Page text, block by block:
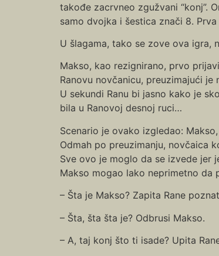
takođe zacrvneo zgužvani “konj”.
samo dvojka i šestica znači 8.
U šlagama, tako se zove ova igra,
Makso, kao rezignirano, prvo
Ranovu novčanicu, preuzimajući
U sekundi Ranu bi jasno kako je
bila u Ranovoj desnoj ruci…
Scenario je ovako izgledao:
Odmah po preuzimanju, novčaica
Sve ovo je moglo da se izvede jer
Makso mogao lako neprimetno da
– Šta je Makso? Zapita Rane
– Šta, šta šta je? Odbrusi Makso.
– A, taj konj što ti isade? Upita